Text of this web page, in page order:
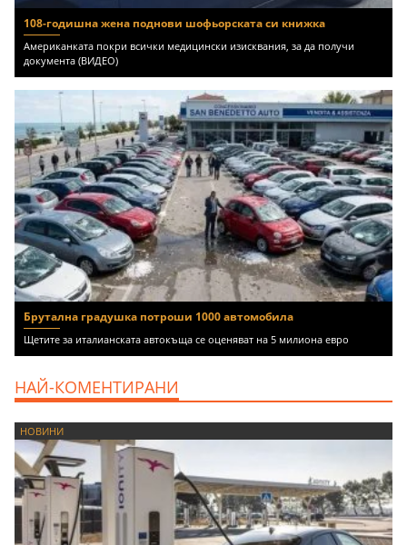
108-годишна жена поднови шофьорската си книжка
Американката покри всички медицински изисквания, за да получи
документа (ВИДЕО)
Брутална градушка потроши 1000 автомобила
Щетите за италианската автокъща се оценяват на 5 милиона евро
НАЙ-КОМЕНТИРАНИ
НОВИНИ